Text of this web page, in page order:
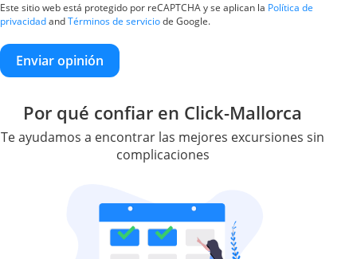
Este sitio web está protegido por reCAPTCHA y se aplican la Política de
privacidadandTérminos de serviciode Google.
Enviar opinión
Por qué confiar en Click-Mallorca
Te ayudamos a encontrar las mejores excursiones sin
complicaciones